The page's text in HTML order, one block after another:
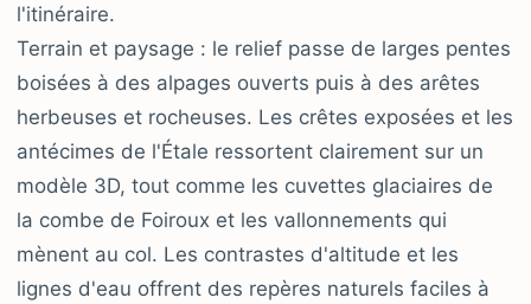
l'itinéraire.
Terrain et paysage : le relief passe de larges pentes
boisées à des alpages ouverts puis à des arêtes
herbeuses et rocheuses. Les crêtes exposées et les
antécimes de l'Étale ressortent clairement sur un
modèle 3D, tout comme les cuvettes glaciaires de
la combe de Foiroux et les vallonnements qui
mènent au col. Les contrastes d'altitude et les
lignes d'eau offrent des repères naturels faciles à